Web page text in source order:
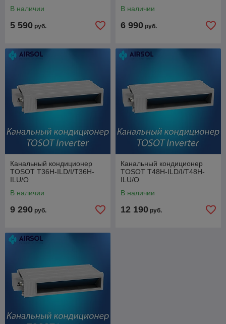
В наличии
5 590 руб.
В наличии
6 990 руб.
Канальный кондиционер
TOSOT T36H-ILD/I/T36H-
ILU/O
В наличии
9 290 руб.
Канальный кондиционер
TOSOT T48H-ILD/I/T48H-
ILU/O
В наличии
12 190 руб.